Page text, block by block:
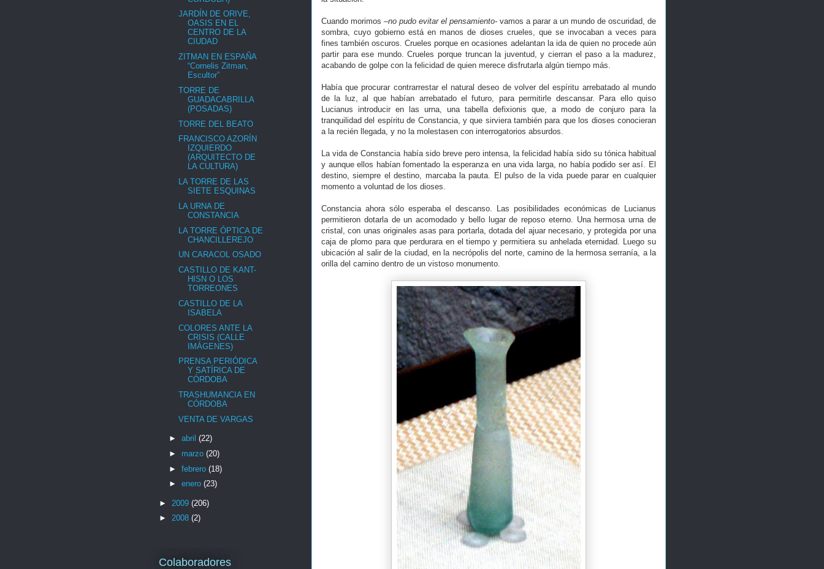
Cuando morimos –no pudo evitar el pensamiento- vamos a parar a un mundo de oscuridad, de
sombra, cuyo gobierno está en manos de dioses crueles, que se invocaban a veces para
fines también oscuros. Crueles porque en ocasiones adelantan la ida de quien no procede aún
partir para ese mundo. Crueles porque truncan la juventud, y cierran el paso a la madurez,
acabando de golpe con la felicidad de quien merece disfrutarla algún tiempo más.
Había que procurar contrarrestar el natural deseo de volver del espíritu arrebatado al mundo
de la luz, al que habían arrebatado el futuro, para permitirle descansar. Para ello quiso
Lucianus introducir en las urna, una tabella defixionis que, a modo de conjuro para la
tranquilidad del espíritu de Constancia, y que sirviera también para que los dioses conocieran
a la recién llegada, y no la molestasen con interrogatorios absurdos.
La vida de Constancia había sido breve pero intensa, la felicidad había sido su tónica habitual
y aunque ellos habían fomentado la esperanza en una vida larga, no había podido ser así. El
destino, siempre el destino, marcaba la pauta. El pulso de la vida puede parar en cualquier
momento a voluntad de los dioses.
Constancia ahora sólo esperaba el descanso. Las posibilidades económicas de Lucianus
permitieron dotarla de un acomodado y bello lugar de reposo eterno. Una hermosa urna de
cristal, con unas originales asas para portarla, dotada del ajuar necesario, y protegida por una
caja de plomo para que perdurara en el tiempo y permitiera su anhelada eternidad. Luego su
ubicación al salir de la ciudad, en la necrópolis del norte, camino de la hermosa serranía, a la
orilla del camino dentro de un vistoso monumento.
JARDÍN DE ORIVE,
OASIS EN EL
CENTRO DE LA
CIUDAD
ZITMAN EN ESPAÑA
“Cornelis Zitman,
Escultor”
TORRE DE
GUADACABRILLA
(POSADAS)
TORRE DEL BEATO
FRANCISCO AZORÍN
IZQUIERDO
(ARQUITECTO DE
LA CULTURA)
LA TORRE DE LAS
SIETE ESQUINAS
LA URNA DE
CONSTANCIA
LA TORRE ÓPTICA DE
CHANCILLEREJO
UN CARACOL OSADO
CASTILLO DE KANT-
HISN O LOS
TORREONES
CASTILLO DE LA
ISABELA
COLORES ANTE LA
CRISIS (CALLE
IMÁGENES)
PRENSA PERIÓDICA
Y SATÍRICA DE
CÓRDOBA
TRASHUMANCIA EN
CÓRDOBA
VENTA DE VARGAS
► abril (22)
► marzo (20)
► febrero (18)
► enero (23)
► 2009 (206)
► 2008 (2)
Colaboradores